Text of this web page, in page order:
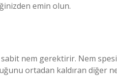
emin olun.
nem gerektirir. Nem
ortadan kaldıran diğer